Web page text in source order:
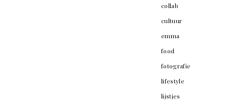
collab
cultuur
emma
food
fotografie
lifestyle
lijstjes